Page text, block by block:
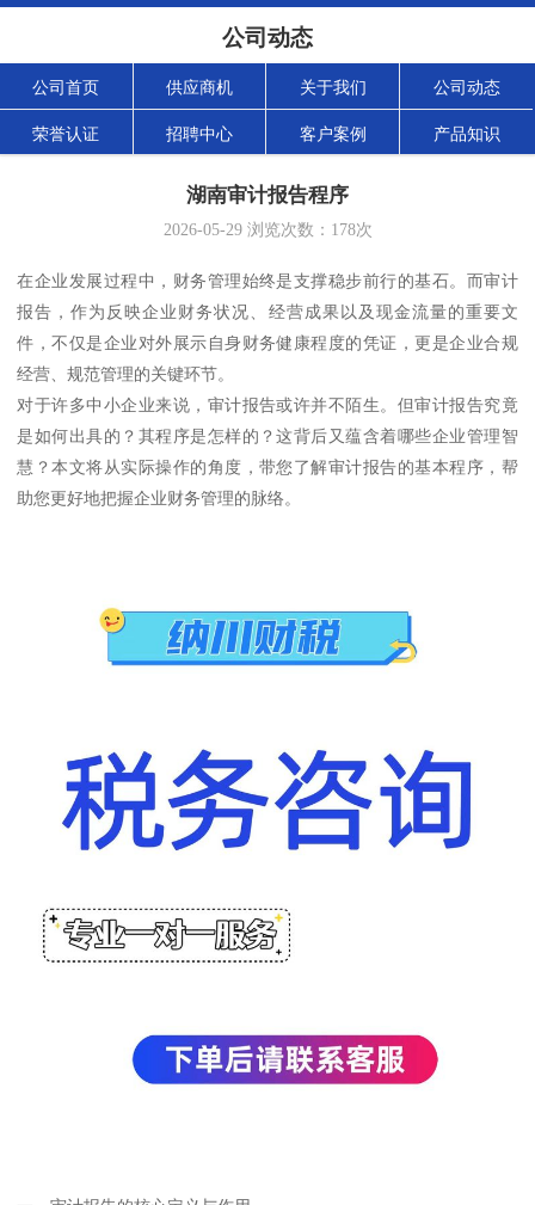
公司动态
公司首页 供应商机 关于我们 公司动态
荣誉认证 招聘中心 客户案例 产品知识
湖南审计报告程序
2026-05-29浏览次数： 178次
在企业发展过程中，财务管理始终是支撑稳步前行的基石。而审计
报告，作为反映企业财务状况、经营成果以及现金流量的重要文
件，不仅是企业对外展示自身财务健康程度的凭证，更是企业合规
经营、规范管理的关键环节。
对于许多中小企业来说，审计报告或许并不陌生。但审计报告究竟
是如何出具的？其程序是怎样的？这背后又蕴含着哪些企业管理智
慧？本文将从实际操作的角度，带您了解审计报告的基本程序，帮
助您更好地把握企业财务管理的脉络。